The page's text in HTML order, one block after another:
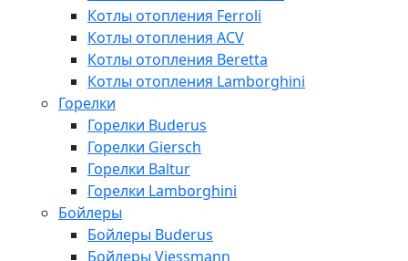
Котлы отопления Ferroli
Котлы отопления ACV
Котлы отопления Beretta
Котлы отопления Lamborghini
Горелки
Горелки Buderus
Горелки Giersch
Горелки Baltur
Горелки Lamborghini
Бойлеры
Бойлеры Buderus
Бойлеры Viessmann